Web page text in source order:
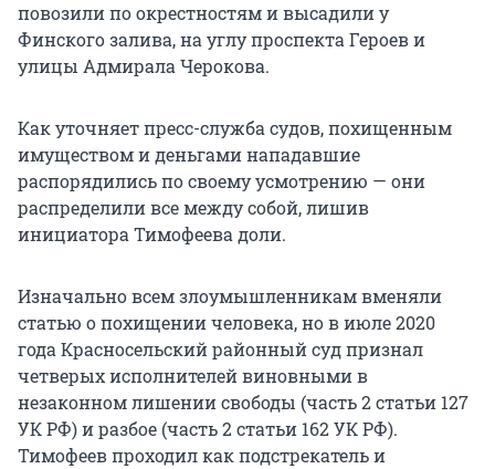
повозили по окрестностям и высадили у
Финского залива, на углу проспекта Героев и
улицы Адмирала Черокова.
Как уточняет пресс-служба судов, похищенным
имуществом и деньгами нападавшие
распорядились по своему усмотрению — они
распределили все между собой, лишив
инициатора Тимофеева доли.
Изначально всем злоумышленникам вменяли
статью о похищении человека, но в июле 2020
года Красносельский районный суд признал
четверых исполнителей виновными в
незаконном лишении свободы (часть 2 статьи 127
УК РФ) и разбое (часть 2 статьи 162 УК РФ).
Тимофеев проходил как подстрекатель и